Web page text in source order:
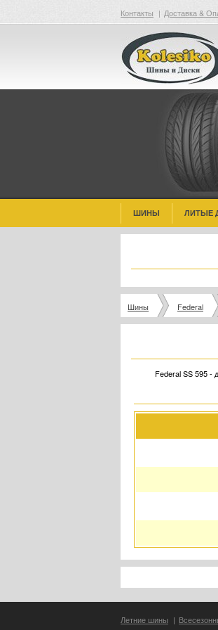
Контакты | Доставка &
ШИНЫ ЛИТЫЕ
Шины Federal
Federal SS 595 -
Летние шины |